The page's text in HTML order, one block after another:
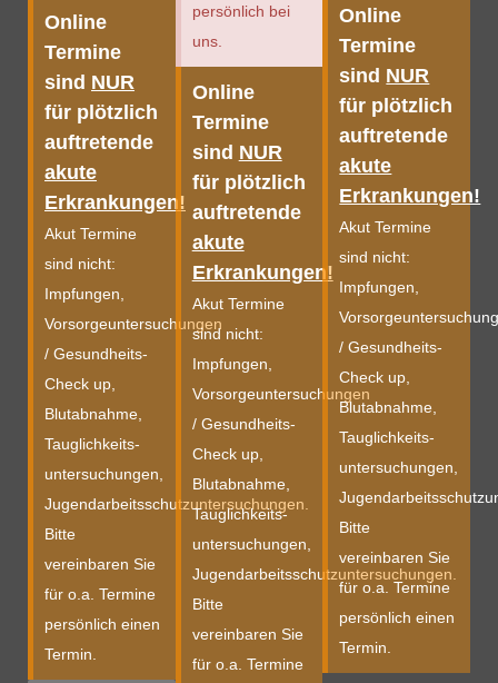
Online
Termine
sind NUR
für plötzlich
auftretende
akute
Erkrankungen!
Akut Termine
sind nicht:
Impfungen,
Vorsorgeuntersuchungen
/ Gesundheits-
Check up,
Blutabnahme,
Tauglich­keits­
untersuchungen,
Jugendarbeitsschutzuntersuchungen.
Bitte
vereinbaren Sie
für o.a. Termine
persönlich einen
Termin.
persönlich bei
uns.
Online
Termine
sind NUR
für plötzlich
auftretende
akute
Erkrankungen!
Akut Termine
sind nicht:
Impfungen,
Vorsorgeuntersuchungen
/ Gesundheits-
Check up,
Blutabnahme,
Tauglich­keits­
untersuchungen,
Jugendarbeitsschutzuntersuchungen.
Bitte
vereinbaren Sie
für o.a. Termine
Online
Termine
sind NUR
für plötzlich
auftretende
akute
Erkrankungen!
Akut Termine
sind nicht:
Impfungen,
/ Gesundheits-
Check up,
Blutabnahme,
Tauglich­keits­
untersuchungen,
Bitte
vereinbaren Sie
für o.a. Termine
persönlich einen
Termin.